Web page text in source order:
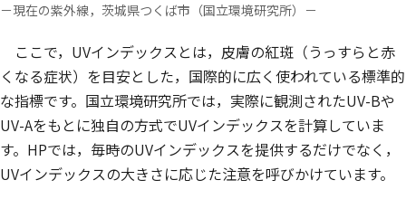
－現在の紫外線，茨城県つくば市（国立環境研究所）－
ここで，UVインデックスとは，皮膚の紅斑（うっすらと赤
くなる症状）を目安とした，国際的に広く使われている標準的
な指標です。国立環境研究所では，実際に観測されたUV-Bや
UV-Aをもとに独自の方式でUVインデックスを計算していま
す。HPでは，毎時のUVインデックスを提供するだけでなく，
UVインデックスの大きさに応じた注意を呼びかけています。